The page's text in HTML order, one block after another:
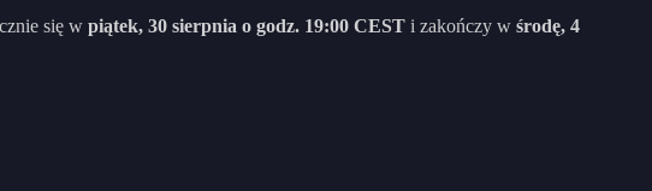
się w piątek, 30 sierpnia o godz. 19:00 CEST i zakończy w środę, 4